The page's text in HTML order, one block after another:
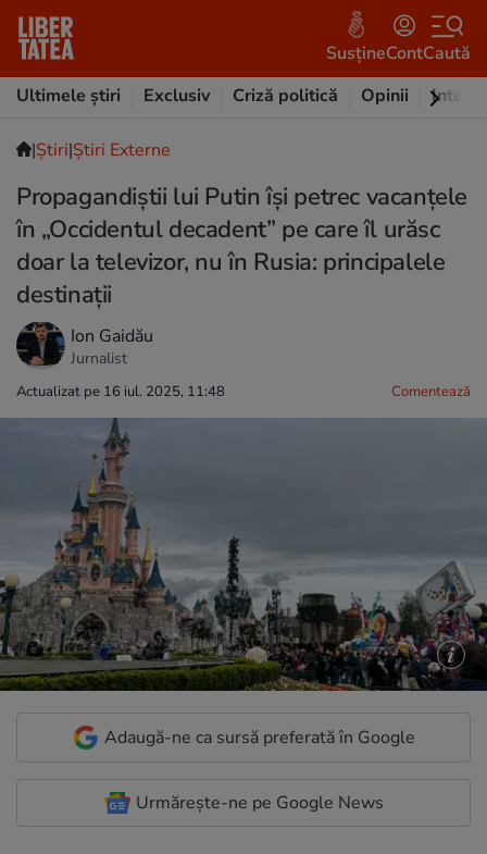
SusțineContCaută
Ultimele știri
Exclusiv Criză politică Opinii
|Ştiri|Știri Externe
Propagandiștii lui Putin își petrec vacanțele
în „Occidentul decadent” pe care îl urăsc
doar la televizor, nu în Rusia: principalele
destinații
Ion Gaidău
Jurnalist
Actualizat pe 16 iul. 2025, 11:48 Comentează
Adaugă-ne ca sursă preferată în Google
Urmărește-ne pe Google News